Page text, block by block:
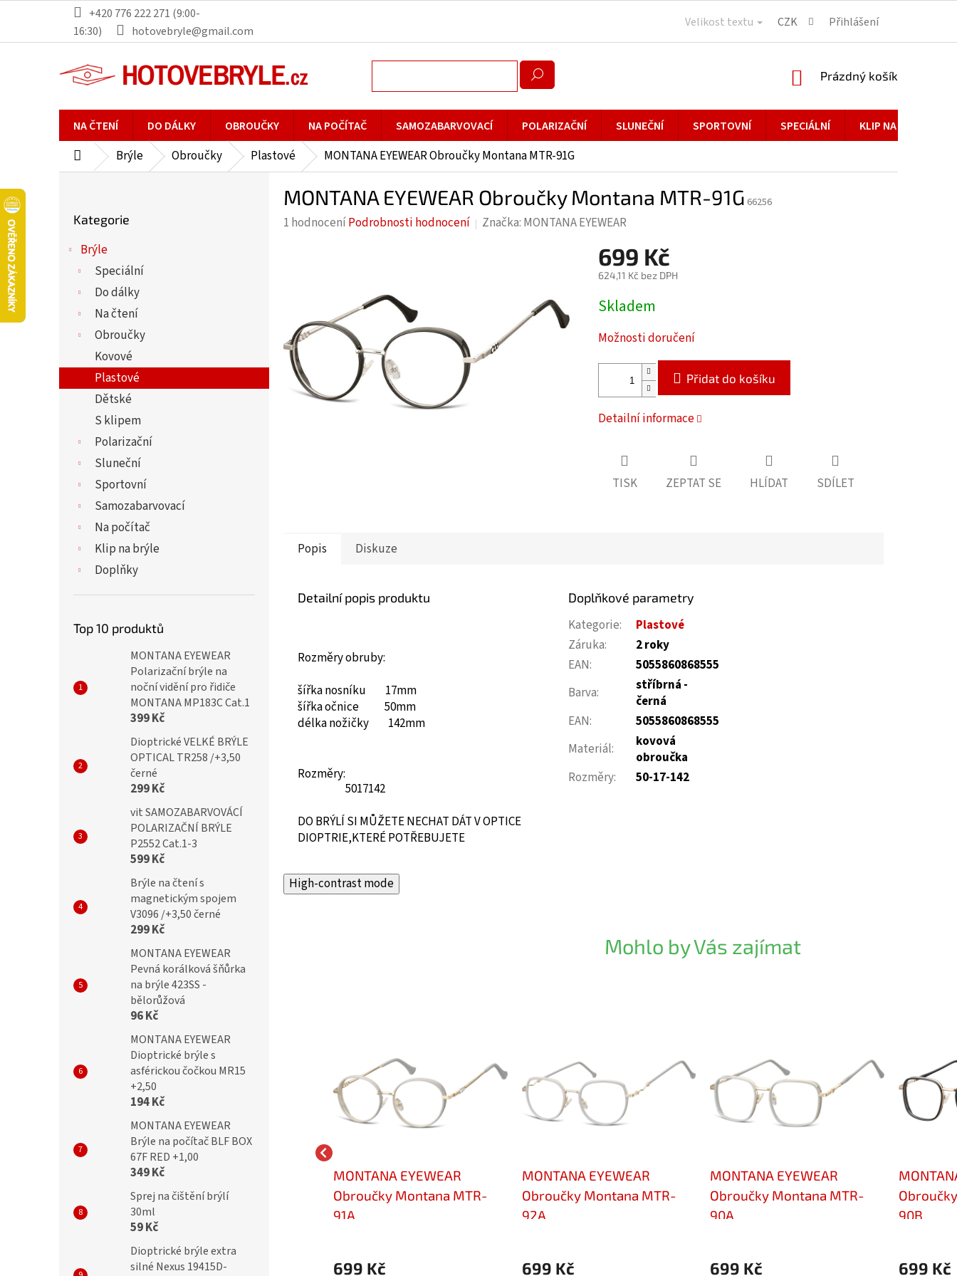
obsah
+420 776 222 271 (9:00-
16:30)
hotovebryle@gmail.com
Velikost textu CZK Přihlášení
NÁKUPNÍ
Prázdný košík
NA ČTENÍ DO DÁLKY OBROUČKY NA POČÍTAČ SAMOZABARVOVACÍ POLARIZAČNÍ SLUNEČNÍ SPORTOVNÍ SPECIÁLNÍ KLIP NA BRÝLE
DomůBrýle Obroučky Plastové MONTANA EYEWEAR Obroučky Montana MTR-91G
e
kategorie
Kategorie
Brýle
Speciální
Do dálky
Na čtení
Obroučky
Kovové
Plastové
Dětské
S klipem
Polarizační
Sluneční
Sportovní
Samozabarvovací
Na počítač
Klip na brýle
Doplňky
Top 10 produktů
MONTANA EYEWEAR
Polarizační brýle na
noční vidění pro řidiče
MONTANA MP183C Cat.1
399 Kč
Dioptrické VELKÉ BRÝLE
OPTICAL TR258 /+3,50
černé
299 Kč
vit SAMOZABARVOVÁCÍ
POLARIZAČNÍ BRÝLE
P2552 Cat.1-3
599 Kč
Brýle na čtení s
magnetickým spojem
V3096 /+3,50 černé
299 Kč
MONTANA EYEWEAR
Pevná korálková šňůrka
na brýle 423SS -
bělorůžová
96 Kč
MONTANA EYEWEAR
Dioptrické brýle s
asférickou čočkou MR15
+2,50
194 Kč
MONTANA EYEWEAR
Brýle na počítač BLF BOX
67F RED +1,00
349 Kč
Sprej na čištění brýlí
30ml
59 Kč
Dioptrické brýle extra
silné Nexus 19415D-
MONTANA EYEWEAR Obroučky Montana MTR-91G 66256
Průměrné
hvězdiček.
1 hodnoceníPodrobnosti hodnocení Značka: MONTANA EYEWEAR
699 Kč
624,11 Kč bez DPH
Měrná
cena:
Skladem
Možnosti doručení
Přidat do košíku
Detailní informace
TISK ZEPTAT SE HLÍDAT SDÍLET
Popis Diskuze
Detailní popis produktu
Rozměry obruby:
šířka nosníku 17mm
šířka očnice 50mm
délka nožičky 142mm
Rozměry:
5017142
DO BRÝLÍ SI MŮŽETE NECHAT DÁT V OPTICE
DIOPTRIE,KTERÉ POTŘEBUJETE
Doplňkové parametry
Kategorie:
Plastové
Záruka:
2 roky
EAN:
5055860868555
Barva:
stříbrná -
černá
EAN:
5055860868555
Materiál:
kovová
obroučka
Rozměry: 50-17-142
High-contrast mode
Mohlo by Vás zajímat
MONTANA EYEWEAR
Obroučky Montana MTR-
90F
699 Kč
MONTANA EYEWEAR
Obroučky Montana MTR-
91A
699 Kč
MONTANA EYEWEAR
Obroučky Montana MTR-
92A
699 Kč
MONTANA EYEWEAR
Obroučky Montana MTR-
90A
699 Kč
90B
699 Kč